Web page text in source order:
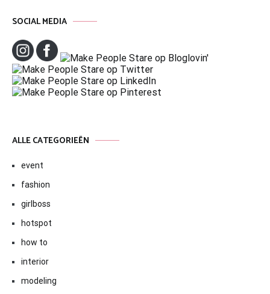
SOCIAL MEDIA
ALLE CATEGORIEËN
event
fashion
girlboss
hotspot
how to
interior
modeling